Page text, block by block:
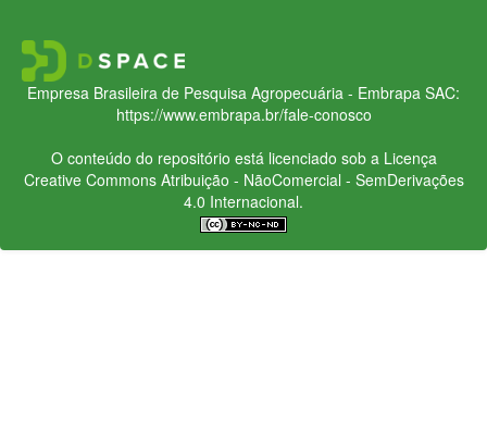
Empresa Brasileira de Pesquisa Agropecuária - Embrapa SAC:
https://www.embrapa.br/fale-conosco
O conteúdo do repositório está licenciado sob a Licença
Creative CommonsAtribuição - NãoComercial - SemDerivações
4.0 Internacional.